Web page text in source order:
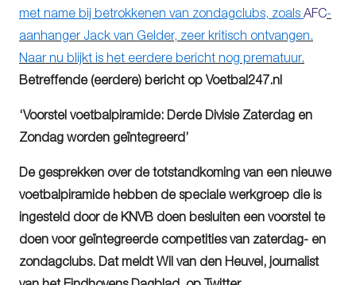
met name bij betrokkenen van zondagclubs, zoals AFC-
aanhanger Jack van Gelder, zeer kritisch ontvangen.
Naar nu blijkt is het eerdere bericht nog prematuur.
Betreffende (eerdere) bericht op Voetbal247.nl
‘Voorstel voetbalpiramide: Derde Divisie Zaterdag en
Zondag worden geïntegreerd’
De gesprekken over de totstandkoming van een nieuwe
voetbalpiramide hebben de speciale werkgroep die is
ingesteld door de KNVB doen besluiten een voorstel te
doen voor geïntegreerde competities van zaterdag- en
zondagclubs. Dat meldt Wil van den Heuvel, journalist